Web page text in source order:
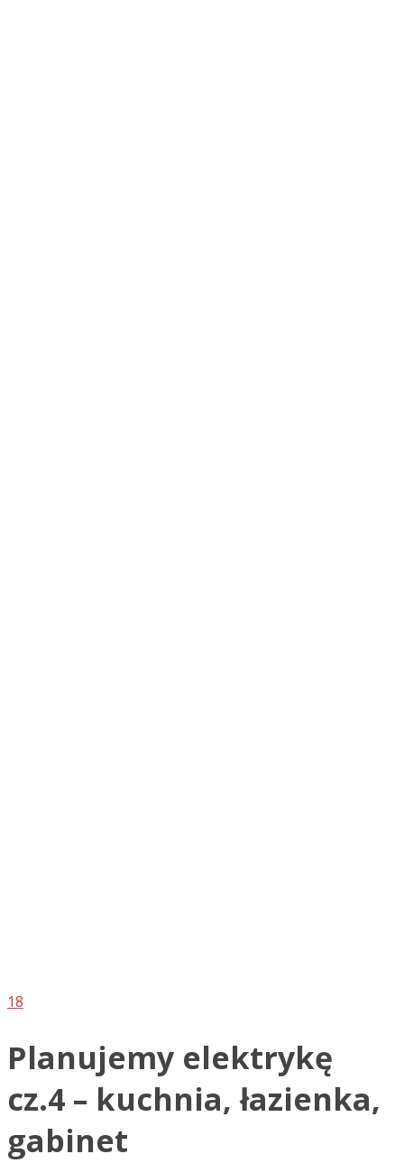
18
Planujemy elektrykę
cz.4 – kuchnia, łazienka,
gabinet